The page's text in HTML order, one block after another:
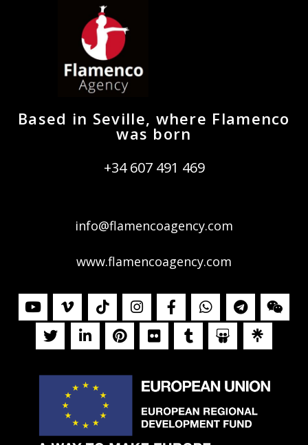
Based in Seville, where Flamenco
was born
+34 607 491 469
info@flamencoagency.com
www.flamencoagency.com